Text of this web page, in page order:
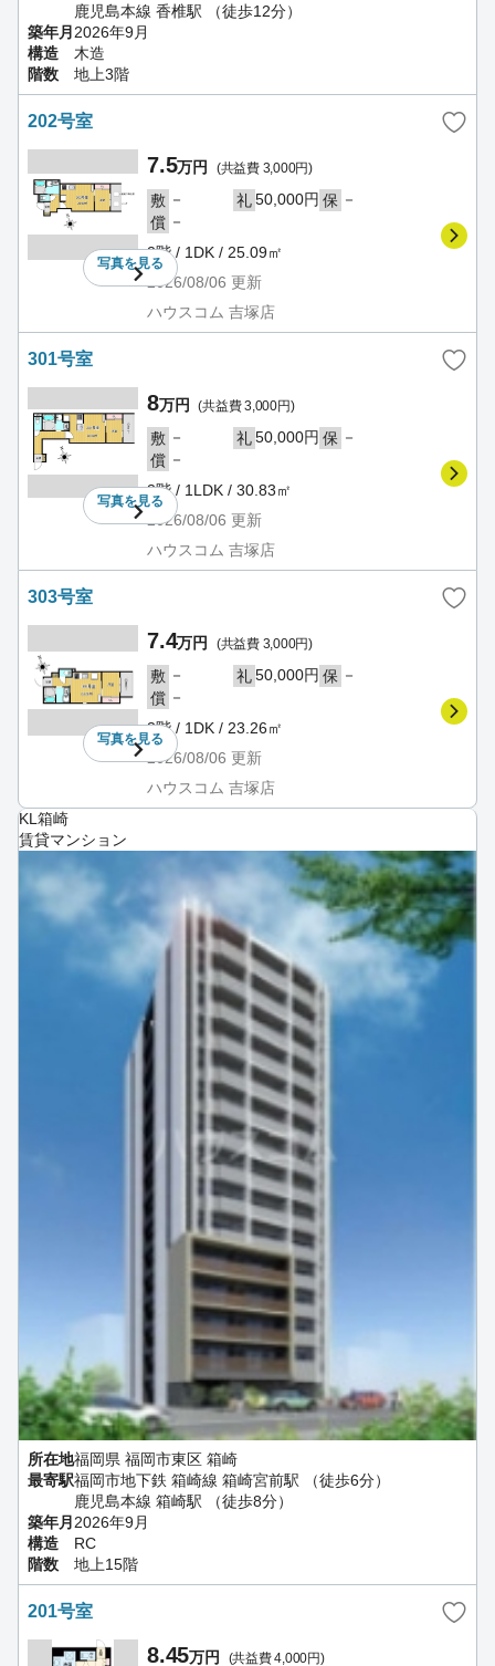
鹿児島本線 香椎駅 （徒歩12分）
築年月 2026年9月
構造
木造
階数
地上3階
202号室
写真を見る
7.5万円 (共益費 3,000円)
敷 － 礼50,000円 保 －
償 －
2階 / 1DK / 25.09㎡
2026/08/06 更新
ハウスコム 吉塚店
301号室
写真を見る
8万円 (共益費 3,000円)
敷 － 礼50,000円 保 －
償 －
3階 / 1LDK / 30.83㎡
2026/08/06 更新
ハウスコム 吉塚店
303号室
写真を見る
7.4万円 (共益費 3,000円)
敷 － 礼50,000円 保 －
償 －
3階 / 1DK / 23.26㎡
2026/08/06 更新
ハウスコム 吉塚店
KL箱崎
賃貸マンション
所在地福岡県 福岡市東区 箱崎
最寄駅福岡市地下鉄 箱崎線 箱崎宮前駅 （徒歩6分）
鹿児島本線 箱崎駅 （徒歩8分）
築年月 2026年9月
構造
RC
階数
地上15階
201号室
8.45万円 (共益費 4,000円)